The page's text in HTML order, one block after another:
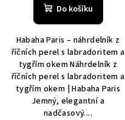
Do košíku
Habaha Paris – náhrdelník z
říčních perel s labradoritem a
tygřím okem Náhrdelník z
říčních perel s labradoritem a
tygřím okem | Habaha Paris
Jemný, elegantní a
nadčasový....